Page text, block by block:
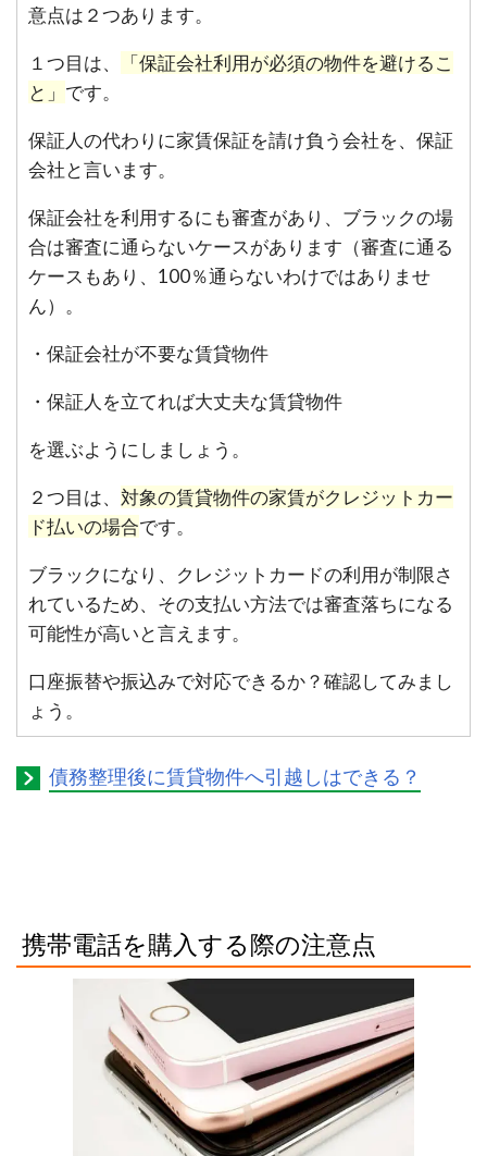
意点は２つあります。
１つ目は、
「保証会社利用が必須の物件を避けるこ
と」 です。
保証人の代わりに家賃保証を請け負う会社を、保証
会社と言います。
保証会社を利用するにも審査があり、ブラックの場
合は審査に通らないケースがあります（審査に通る
ケースもあり、100％通らないわけではありませ
ん）。
・保証会社が不要な賃貸物件
・保証人を立てれば大丈夫な賃貸物件
を選ぶようにしましょう。
２つ目は、 対象の賃貸物件の家賃がクレジットカー
ド払いの場合です。
ブラックになり、クレジットカードの利用が制限さ
れているため、その支払い方法では審査落ちになる
可能性が高いと言えます。
口座振替や振込みで対応できるか？確認してみまし
ょう。
債務整理後に賃貸物件へ引越しはできる？
携帯電話を購入する際の注意点